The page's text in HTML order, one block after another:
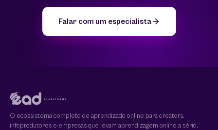
Falar com um especialista
O ecossistema completo de aprendizado online para creators,
infoprodutores e empresas que levam aprendizagem online a sério.